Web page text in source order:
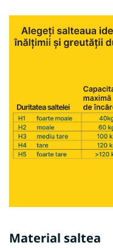
Material saltea